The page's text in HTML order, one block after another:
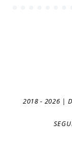
2018 - 2026 |